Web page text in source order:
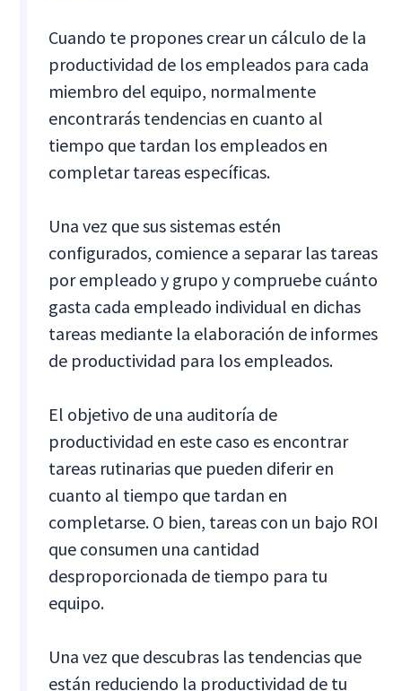
Cuando te propones crear un cálculo de la
productividad de los empleados para cada
miembro del equipo, normalmente
encontrarás tendencias en cuanto al
tiempo que tardan los empleados en
completar tareas específicas.
Una vez que sus sistemas estén
configurados, comience a separar las tareas
por empleado y grupo y compruebe cuánto
gasta cada empleado individual en dichas
tareas mediante la elaboración de informes
de productividad para los empleados.
El objetivo de una auditoría de
productividad en este caso es encontrar
tareas rutinarias que pueden diferir en
cuanto al tiempo que tardan en
completarse. O bien, tareas con un bajo ROI
que consumen una cantidad
desproporcionada de tiempo para tu
equipo.
Una vez que descubras las tendencias que
están reduciendo la productividad de tu